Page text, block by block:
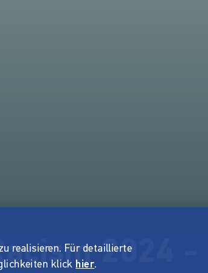
2024
realisieren. Für detaillierte
klick hier.